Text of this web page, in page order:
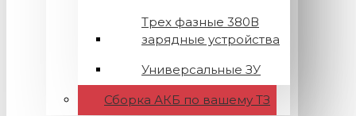
Трех фазные 380В
зарядные устройства
Универсальные ЗУ
Сборка АКБ по вашему ТЗ